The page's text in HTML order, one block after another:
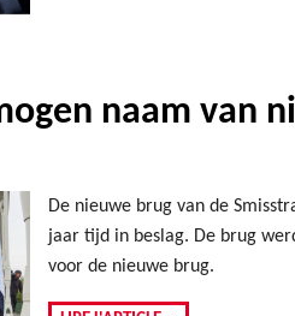
naam van
De nieuwe brug van de
jaar tijd in beslag. De brug
voor de nieuwe brug.